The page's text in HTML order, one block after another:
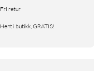
Fri retur
Hent i butikk, GRATIS!